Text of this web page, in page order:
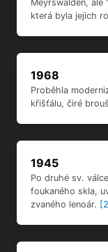
Meyrswalden, ale
která byla jejich
1968
Proběhla
křišťálu, čiré
1945
Po druhé sv.
foukaného skla,
zvaného lenoár.